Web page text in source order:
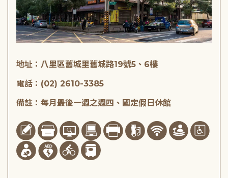
地址：八里區舊城里舊城路19號5、6樓
電話：(02) 2610-3385
備註：每月最後一週之週四、國定假日休館